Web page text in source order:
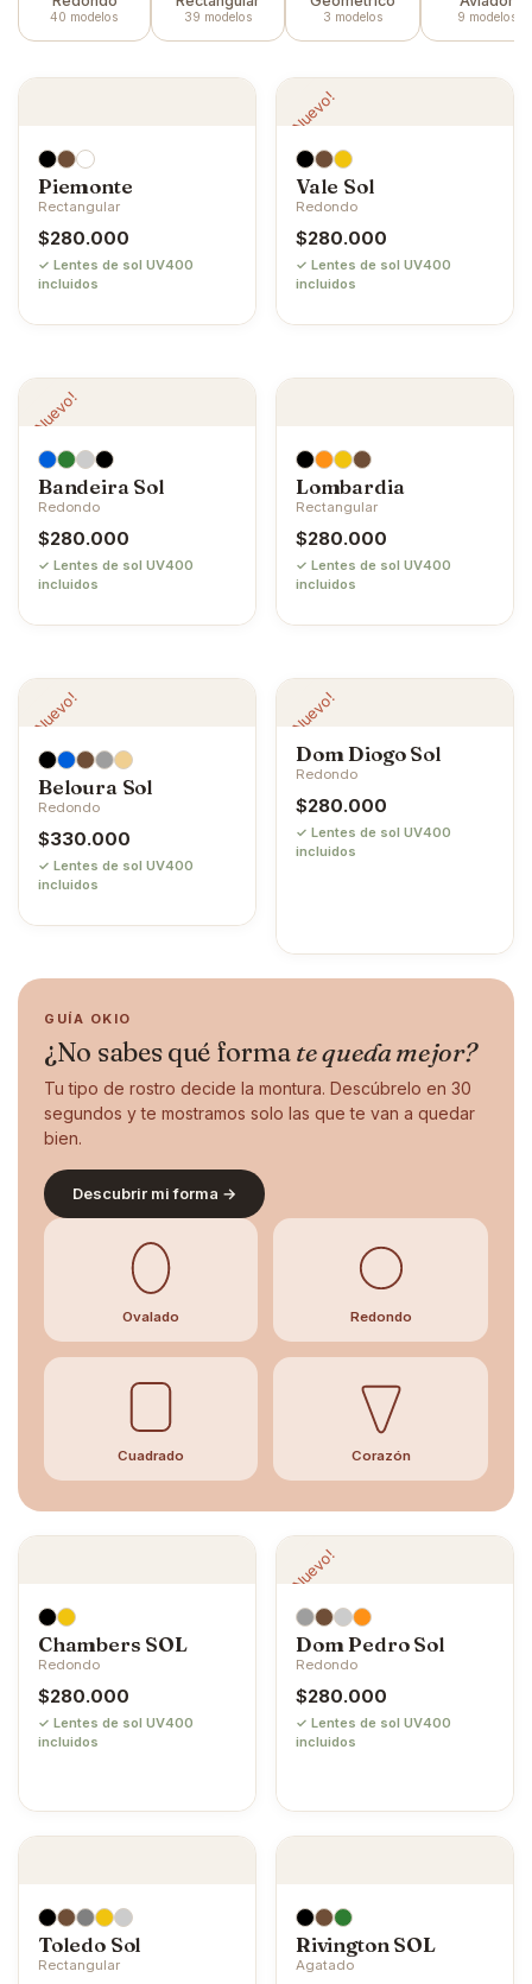
40 modelos 39 modelos 3 modelos 9 modelos
Piemonte
Rectangular
$280.000
✓ Lentes de sol UV400
incluidos
¡Nuevo!
Vale Sol
Redondo
$280.000
✓ Lentes de sol UV400
incluidos
¡Nuevo!
Bandeira Sol
Redondo
$280.000
✓ Lentes de sol UV400
incluidos
Lombardia
Rectangular
$280.000
✓ Lentes de sol UV400
incluidos
¡Nuevo!
Beloura Sol
Redondo
$330.000
✓ Lentes de sol UV400
incluidos
¡Nuevo!
Dom Diogo Sol
Redondo
$280.000
✓ Lentes de sol UV400
incluidos
GUÍA OKIO
¿No sabes qué formate queda mejor?
Tu tipo de rostro decide la montura. Descúbrelo en 30
segundos y te mostramos solo las que te van a quedar
bien.
Descubrir mi forma →
Ovalado Redondo
Cuadrado Corazón
Chambers SOL
Redondo
$280.000
✓ Lentes de sol UV400
incluidos
¡Nuevo!
Dom Pedro Sol
Redondo
$280.000
✓ Lentes de sol UV400
incluidos
Toledo Sol
Rectangular
Rivington SOL
Agatado